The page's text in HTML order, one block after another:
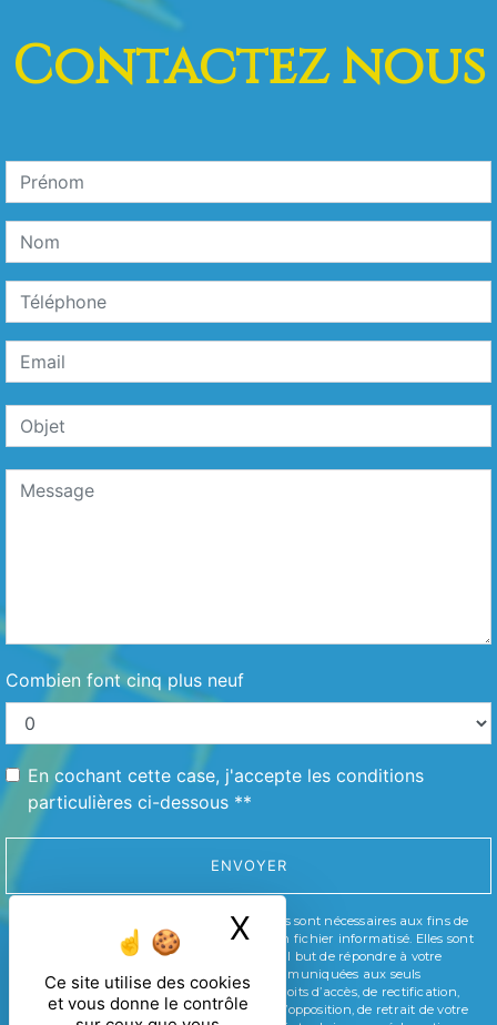
Ce site utilise des cookies
et vous donne le contrôle
X Masquer le
Contactez nous
Combien font cinq plus neuf
En cochant cette case, j'accepte les conditions
particulières ci-dessous **
ENVOYER
** Les données personnelles communiquées sont nécessaires aux fins de
vous contacter et sont enregistrées dans un fichier informatisé. Elles sont
destinées à et ses sous-traitants dans le seul but de répondre à votre
message. Les données collectées seront communiquées aux seuls
destinataires suivants: . Vous disposez de droits d’accès, de rectification,
d’effacement, de portabilité, de limitation, d’opposition, de retrait de votre